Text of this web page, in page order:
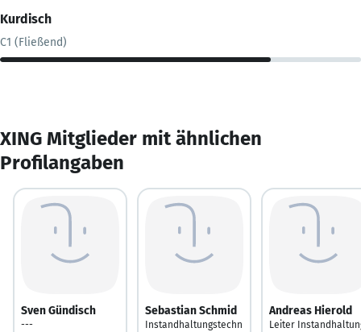
Kurdisch
C1 (Fließend)
XING Mitglieder mit ähnlichen
Profilangaben
Sven Gündisch
---
Sebastian Schmid
Instandhaltungstechn
Andreas Hierold
Leiter